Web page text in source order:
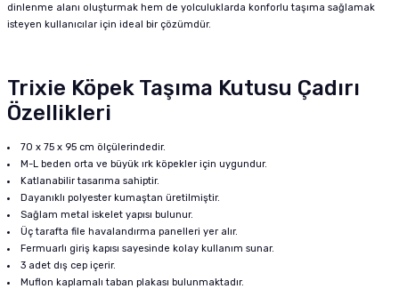
dinlenme alanı oluşturmak hem de yolculuklarda konforlu taşıma sağlamak
isteyen kullanıcılar için ideal bir çözümdür.
Trixie Köpek Taşıma Kutusu Çadırı
Özellikleri
70 x 75 x 95 cm ölçülerindedir.
M-L beden orta ve büyük ırk köpekler için uygundur.
Katlanabilir tasarıma sahiptir.
Dayanıklı polyester kumaştan üretilmiştir.
Sağlam metal iskelet yapısı bulunur.
Üç tarafta file havalandırma panelleri yer alır.
Fermuarlı giriş kapısı sayesinde kolay kullanım sunar.
3 adet dış cep içerir.
Muflon kaplamalı taban plakası bulunmaktadır.